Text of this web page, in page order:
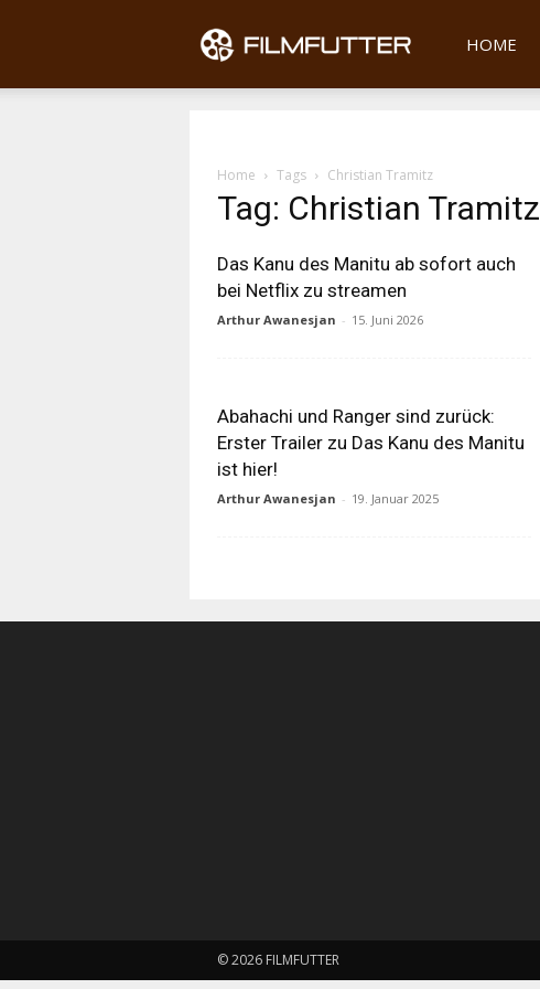
Filmfutter
HOME
Home Tags Christian Tramitz
Tag: Christian Tramitz
Das Kanu des Manitu ab sofort auch
bei Netflix zu streamen
Arthur Awanesjan - 15. Juni 2026
Abahachi und Ranger sind zurück:
Erster Trailer zu Das Kanu des Manitu
ist hier!
Arthur Awanesjan - 19. Januar 2025
© 2026 FILMFUTTER